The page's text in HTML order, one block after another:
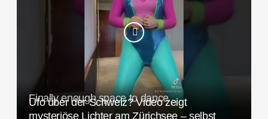
Finally enough space to dance
Ufo über der Schweiz? Video zeigt
mysteriöse Lichter am Zürichsee – selbst